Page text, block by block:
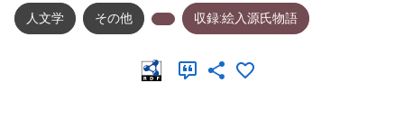
人文学 その他 収録:絵入源氏物語